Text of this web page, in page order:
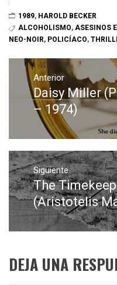
1989, HAROLD BECKER
ALCOHOLISMO, ASESINOS
NEO-NOIR, POLICÍACO,
Navegación
entradas
Anterior
Entrada
anterior:
Daisy Miller
– 1974)
Siguiente
Entrada
siguiente:
The
(Aristotelis
DEJA UNA